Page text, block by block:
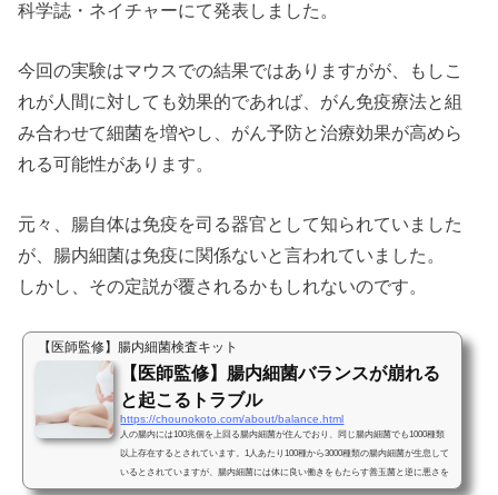
科学誌・ネイチャーにて発表しました。
今回の実験はマウスでの結果ではありますがが、もしこ
れが人間に対しても効果的であれば、がん免疫療法と組
み合わせて細菌を増やし、がん予防と治療効果が高めら
れる可能性があります。
元々、腸自体は免疫を司る器官として知られていました
が、腸内細菌は免疫に関係ないと言われていました。
しかし、その定説が覆されるかもしれないのです。
【医師監修】腸内細菌検査キット
【医師監修】腸内細菌バランスが崩れる
と起こるトラブル
https://chounokoto.com/about/balance.html
人の腸内には100兆個を上回る腸内細菌が住んでおり、同じ腸内細菌でも1000種類
以上存在するとされています。1人あたり100種から3000種類の腸内細菌が生息して
いるとされていますが、腸内細菌には体に良い働きをもたらす善玉菌と逆に悪さを
する悪玉菌が存在するのです。体を考えると善玉菌が多い方が良いのですが、どの